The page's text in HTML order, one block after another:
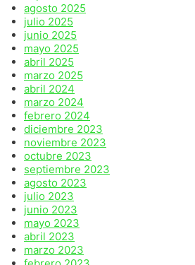
agosto 2025
julio 2025
junio 2025
mayo 2025
abril 2025
marzo 2025
abril 2024
marzo 2024
febrero 2024
diciembre 2023
noviembre 2023
octubre 2023
septiembre 2023
agosto 2023
julio 2023
junio 2023
mayo 2023
abril 2023
marzo 2023